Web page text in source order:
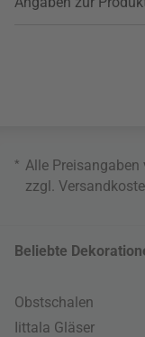
* Alle
zzgl.
Beliebte
Obstschalen
Iittala Gläser